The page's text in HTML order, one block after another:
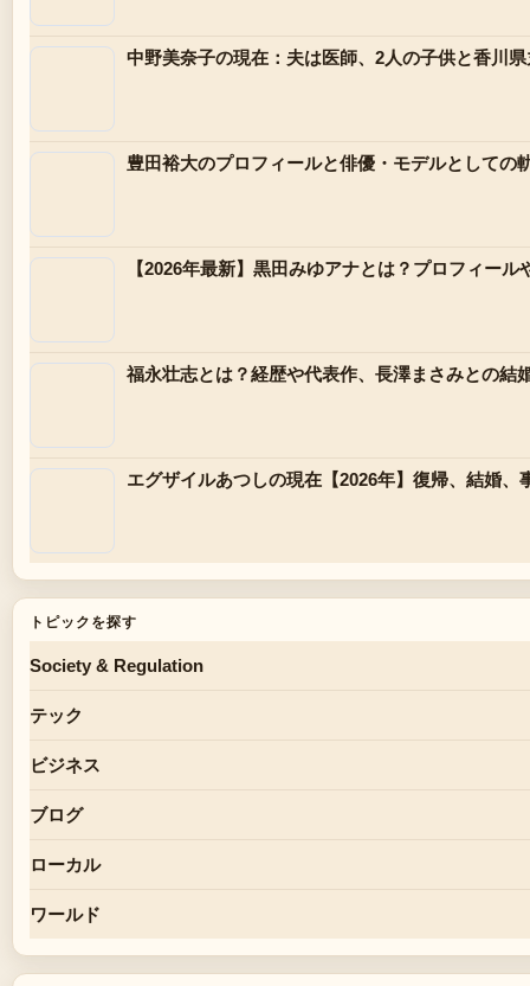
中野美奈子の現在：夫は医師、2人の子供と香川
豊田裕大のプロフィールと俳優・モデルとしての
【2026年最新】黒田みゆアナとは？プロフィー
福永壮志とは？経歴や代表作、長澤まさみとの結
エグザイルあつしの現在【2026年】復帰、結婚、
トピックを探す
Society & Regulation
テック
ビジネス
ブログ
ローカル
ワールド